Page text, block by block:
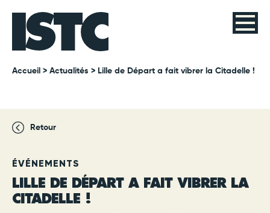
Accueil > Actualités > Lille de Départ a fait vibrer la Citadelle !
Retour
ÉVÉNEMENTS
LILLE DE DÉPART A FAIT VIBRER LA
CITADELLE !